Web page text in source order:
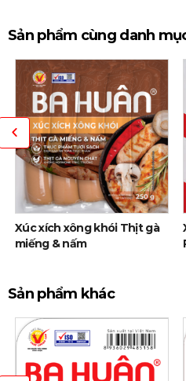
Sản phẩm cùng danh
Xúc xích xông khói Thịt gà
miếng & nấm
Sản phẩm khác